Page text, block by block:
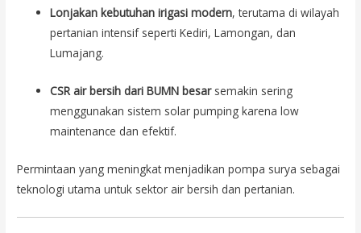
Lonjakan kebutuhan irigasi modern, terutama di wilayah
pertanian intensif seperti Kediri, Lamongan, dan
Lumajang.
CSR air bersih dari BUMN besarsemakin sering
menggunakan sistem solar pumping karena low
maintenance dan efektif.
Permintaan yang meningkat menjadikan pompa surya sebagai
teknologi utama untuk sektor air bersih dan pertanian.